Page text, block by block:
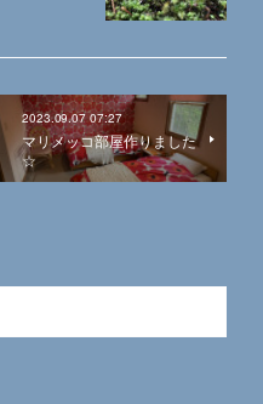
2023.09.07 07:27
マリメッコ部屋作りました
☆